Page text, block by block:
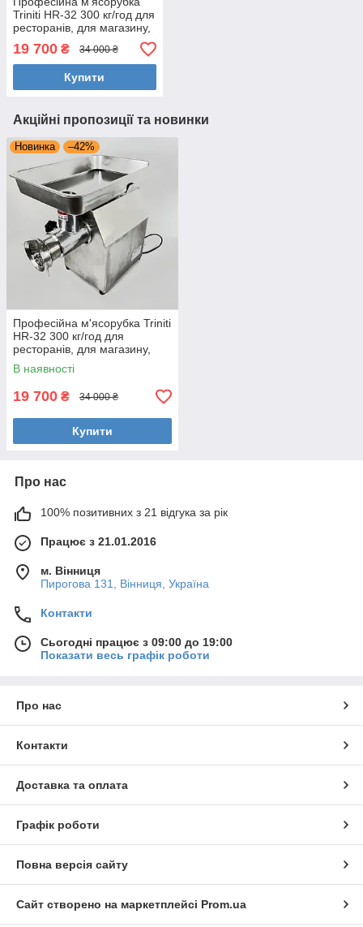
Triniti HR-32 300 кг/год для
ресторанів, для магазину,
підприємств харчування
(куттер)
19 700 ₴ 34 000 ₴
Купити
Акційні пропозиції та новинки
Новинка –42%
Професійна м'ясорубка Triniti
HR-32 300 кг/год для
ресторанів, для магазину,
підприємств харчування
(куттер)
В наявності
19 700 ₴ 34 000 ₴
Купити
Про нас
100% позитивних з 21 відгука за рік
Працює з 21.01.2016
м. Вінниця
Пирогова 131, Вінниця, Україна
Контакти
Сьогодні працює з 09:00 до 19:00
Показати весь графік роботи
Про нас
Контакти
Доставка та оплата
Графік роботи
Повна версія сайту
Сайт створено на маркетплейсі Prom.ua